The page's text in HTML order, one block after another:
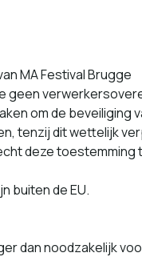
MA Festival Brugge
geen
om de
ten­z­ij dit wet­telijk
deze
buiten de EU.
dan noodza­ke­lijk